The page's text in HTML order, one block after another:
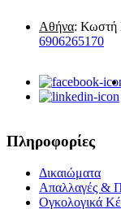
Αθήνα: Κωστή
6906265170
Πληροφορίες
Δικαιώματα
Απαλλαγές &
Ογκολογικά